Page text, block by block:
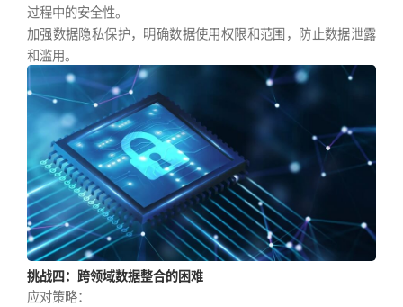
过程中的安全性。
加强数据隐私保护，明确数据使用权限和范围，防止数据泄露
和滥用。
挑战四：跨领域数据整合的困难
应对策略：